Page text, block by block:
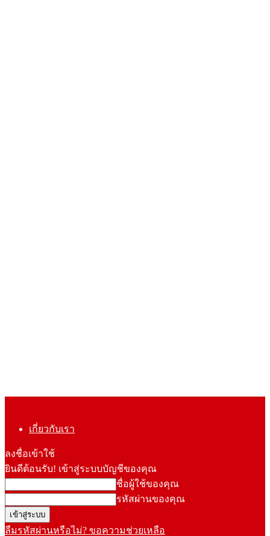
เกี่ยวกับเรา
ลงชื่อเข้าใช้
ยินดีต้อนรับ! เข้าสู่ระบบบัญชีของคุณ
ชื่อผู้ใช้ของคุณ
รหัสผ่านของคุณ
ลืมรหัสผ่านหรือไม่? ขอความช่วยเหลือ